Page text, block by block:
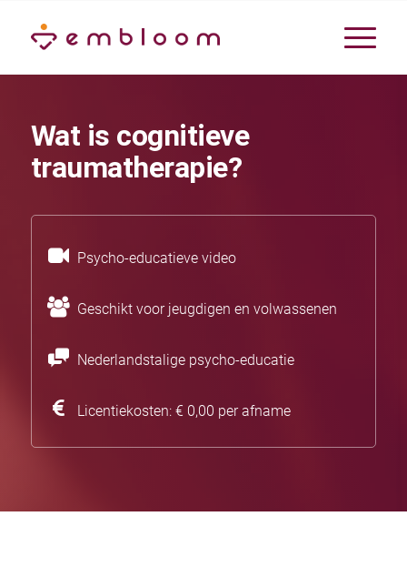
Wat is cognitieve
traumatherapie?
Psycho-educatieve video
Geschikt voor jeugdigen en volwassenen
Nederlandstalige psycho-educatie
Licentiekosten: € 0,00 per afname